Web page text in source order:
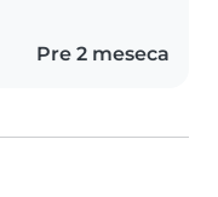
Pre 2 meseca